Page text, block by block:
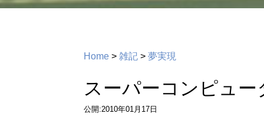
Home > 雑記 > 夢実現
スーパーコンピュー
公開:2010年01月17日